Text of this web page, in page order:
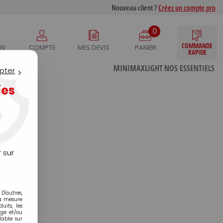
Nouveau client ?Créez un compte pro
COMPTE MES DEVIS
0
PANIER COMMANDE
RAPIDE
MINIMAXLIGHTNOS ESSENTIELS
sur
mesure
les
et/ou
sur